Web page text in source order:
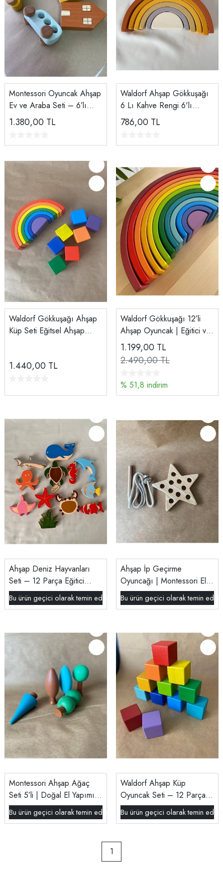
Montessori Oyuncak Ahşap
Ev ve Araba Seti – 6’lı
Eğitici Doğal Ahşap
Oyuncak | Tiny Wood
1.380,00 TL
Waldorf Ahşap Gökkuşağı
6 Lı Kahve Rengi 6'lı
Gökkuşağı
786,00 TL
Waldorf Gökkuşağı Ahşap
Küp Seti Eğitsel Ahşap
1.440,00 TL
Waldorf Gökkuşağı 12’li
Ahşap Oyuncak | Eğitici ve
Doğal Açık Uçlu Oyun Seti
1.199,00 TL
2.490,00 TL
% 51,8 indirim
Ahşap Deniz Hayvanları
Seti – 12 Parça Eğitici
Montessori Oyuncak |
Doğal, El Yapımı ve
Bu ürün geçici olarak temin edilememektedir.
Ahşap İp Geçirme
Oyuncağı | Montessori El
Becerisi Geliştirici Doğal
Oyuncak
Bu ürün geçici olarak temin
Montessori Ahşap Ağaç
Seti 5’li | Doğal El Yapımı
Waldorf Oyuncak | Tiny
Wood
Bu ürün geçici olarak temin edilememektedir.
Waldorf Ahşap Küp
Oyuncak Seti – 12 Parça
Doğal ve Güvenli Oyuncak
Bu ürün geçici olarak temin
1